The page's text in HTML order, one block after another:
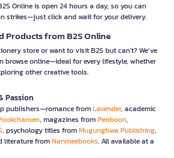
Online is open 24 hours a day, so you can
strikes—just click and wait for your delivery.
Products from B2S Online
store or want to visit B2S but can't? We’ve
browse online—ideal for every lifestyle, whether
other creative tools.
Passion
publishers—romance fromLavender, academic
, magazines fromPenboon,
, psychology titles fromMugunghwa Publishing,
literature fromNanmeebooks. All available at a